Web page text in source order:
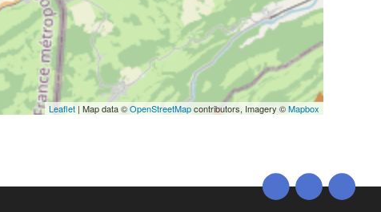
Leaflet | Map data ©OpenStreetMapcontributors, Imagery ©Mapbox